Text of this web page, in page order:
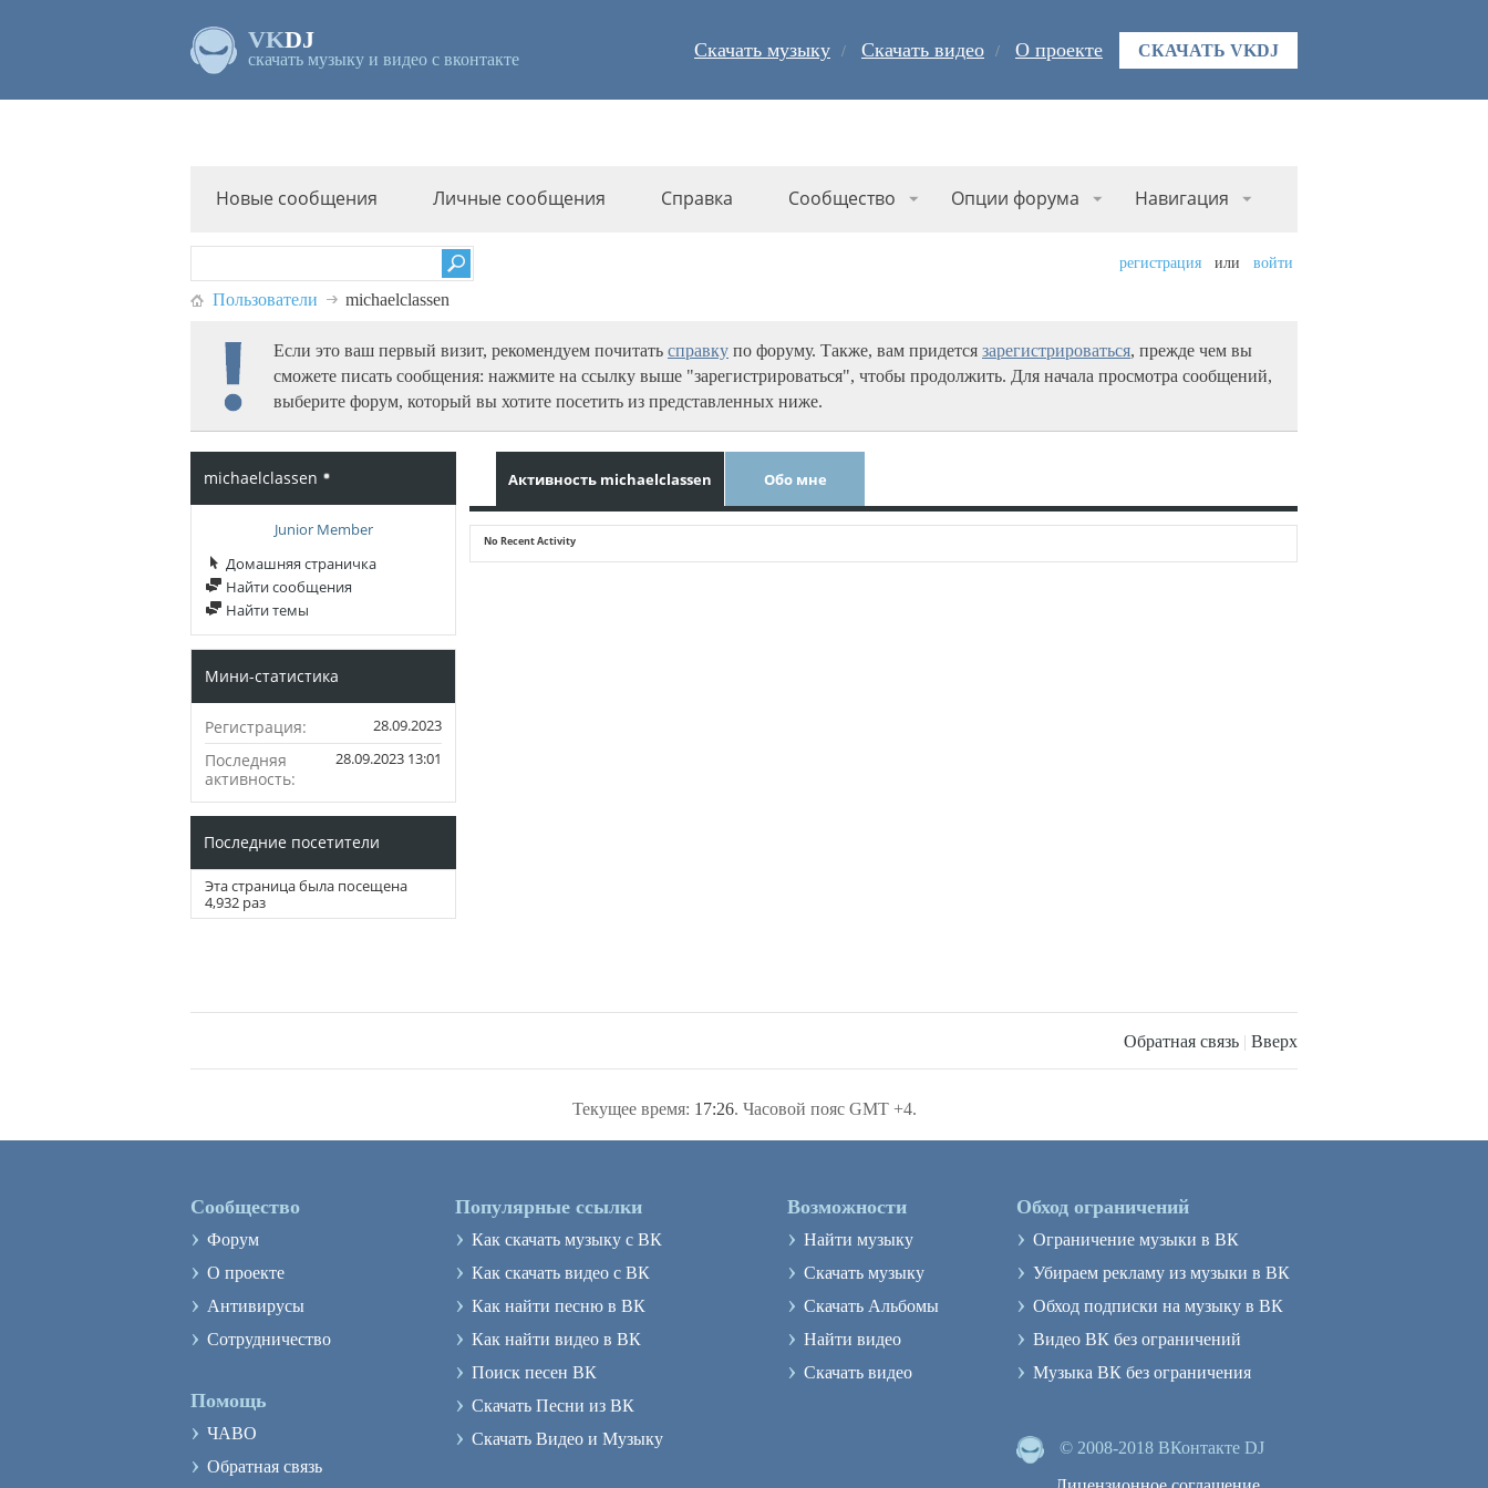
VKDJ
скачать музыку и видео с вконтакте Скачать музыку Скачать видео О проекте СКАЧАТЬ VKDJ
Новые сообщения Личные сообщения Справка Сообщество Опции форума Навигация
регистрация или войти
Пользователи michaelclassen
Если это ваш первый визит, рекомендуем почитать справку по форуму. Также, вам придется зарегистрироваться, прежде чем вы
сможете писать сообщения: нажмите на ссылку выше "зарегистрироваться", чтобы продолжить. Для начала просмотра сообщений,
выберите форум, который вы хотите посетить из представленных ниже.
michaelclassen
Junior Member
Домашняя страничка
Найти сообщения
Найти темы
Мини-статистика
Регистрация 28.09.2023
Последняя
активность
28.09.2023 13:01
Последние посетители
Эта страница была посещена
4,932 раз
Активность michaelclassen Обо мне
No Recent Activity
Обратная связь | Вверх
Текущее время: 17:26. Часовой пояс GMT +4.
Сообщество
› Форум
› О проекте
› Антивирусы
› Сотрудничество
Помощь
› ЧАВО
› Обратная связь
Популярные ссылки
› Как скачать музыку с ВК
› Как скачать видео с ВК
› Как найти песню в ВК
› Как найти видео в ВК
› Поиск песен ВК
› Скачать Песни из ВК
› Скачать Видео и Музыку
Возможности
› Найти музыку
› Скачать музыку
› Скачать Альбомы
› Найти видео
› Скачать видео
Обход ограничений
› Ограничение музыки в ВК
› Убираем рекламу из музыки в ВК
› Обход подписки на музыку в ВК
› Видео ВК без ограничений
› Музыка ВК без ограничения
© 2008-2018 ВКонтакте DJ